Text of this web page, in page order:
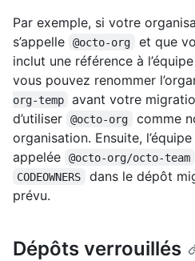
Par exemple, si votre
s’appelle
@octo-org et que
inclut une référence à l’équipe
vous pouvez renommer
org-temp
avant votre
d’utiliser
@octo-org
comme
organisation. Ensuite,
appelée
@octo-org/octo-team
CODEOWNERS
dans le dépôt
prévu.
Dépôts verrouillés